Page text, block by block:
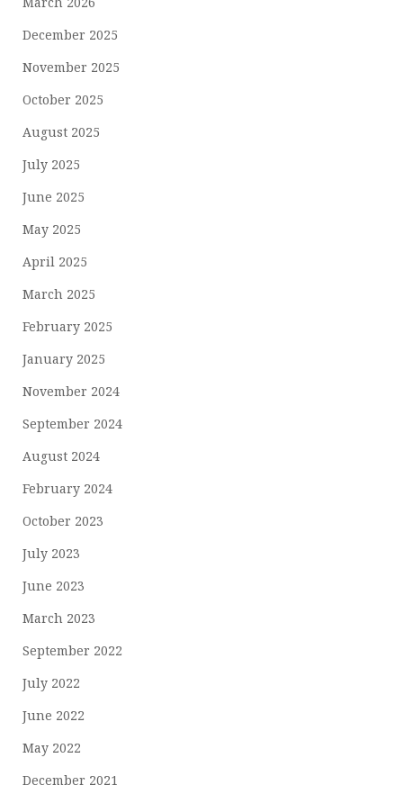
December 2025
November 2025
October 2025
August 2025
July 2025
June 2025
May 2025
April 2025
March 2025
February 2025
January 2025
November 2024
September 2024
August 2024
February 2024
October 2023
July 2023
June 2023
March 2023
September 2022
July 2022
June 2022
May 2022
December 2021